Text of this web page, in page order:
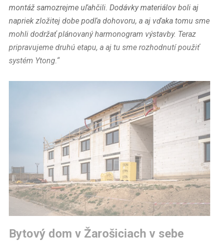
montáž samozrejme uľahčili. Dodávky materiálov boli aj
napriek zložitej dobe podľa dohovoru, a aj vďaka tomu sme
mohli dodržať plánovaný harmonogram výstavby. Teraz
pripravujeme druhú etapu, a aj tu sme rozhodnutí použiť
systém Ytong.“
Bytový dom v Žarošiciach v sebe